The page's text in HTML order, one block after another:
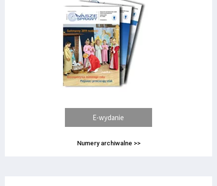
E-wydanie
Numery archiwalne >>